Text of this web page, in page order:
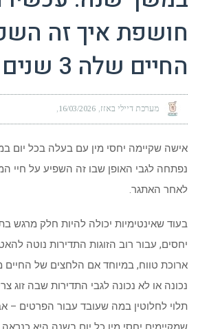
חושפת איך זה
החיים שלה 3 שנים אחרי
מערכת דיילי באזז 16/03/2026
אישה שקיימה יחסי מין עם בעלה בכל יום
נפתחה לגבי האופן שבו זה השפיע על חיי
לאחר האתגר.
בעוד שאינטימיות יכולה להיות חלק מרגש
יחסים, עבור רוב הזוגות התדירות נוטה
ארוכת טווח, במיוחד אם הלחצים של
נכונה או לא נכונה לגבי התדירות שבה זוג
תלוי לחלוטין במה שעובד עבור הפרטים –